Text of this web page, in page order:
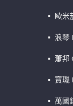
歐米
浪琴
蕭邦
寶璣
萬國